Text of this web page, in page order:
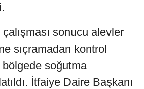
sonucu alevler
sıçramadan kontrol
bölgede soğutma
İtfaiye Daire Başkanı